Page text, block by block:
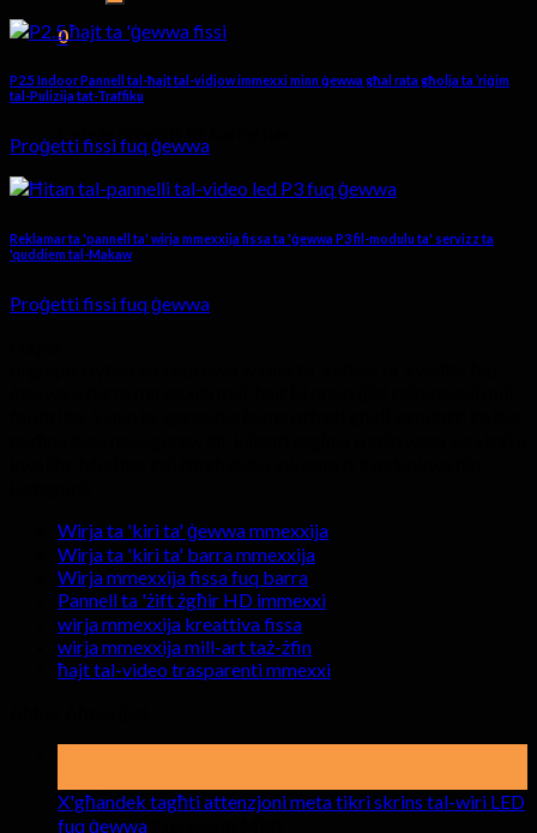
0
Karettun
P2.5 Indoor Pannell tal-ħajt tal-vidjow immexxi minn ġewwa għal rata għolja ta ’riġim
tal-Pulizija tat-Traffiku
Proġetti fissi fuq ġewwa
Reklamar ta 'pannell ta' wirja mmexxija fissa ta 'ġewwa P3 fil-modulu ta' servizz ta
'quddiem tal-Makaw
Proġetti fissi fuq ġewwa
Wirja ta 'kiri ta' ġewwa mmexxija
Wirja ta 'kiri ta' barra mmexxija
Wirja mmexxija fissa fuq barra
Pannell ta 'żift żgħir HD immexxi
wirja mmexxija kreattiva fissa
wirja mmexxija mill-art taż-żfin
ħajt tal-video trasparenti mmexxi
X'għandek tagħti attenzjoni meta tikri skrins tal-wiri LED
fuq ġewwa